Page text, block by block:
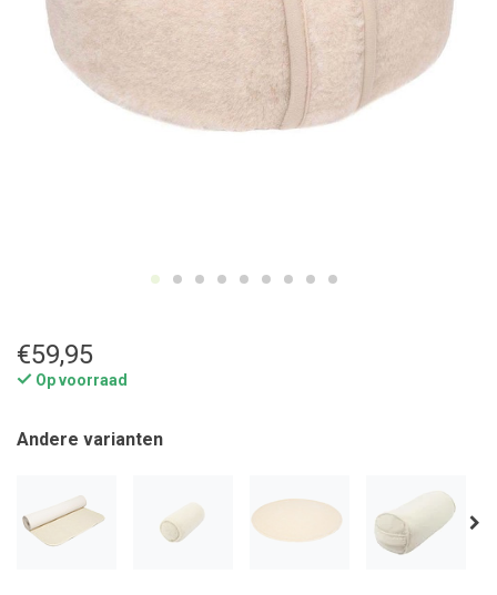
€59,95
Op voorraad
Andere varianten